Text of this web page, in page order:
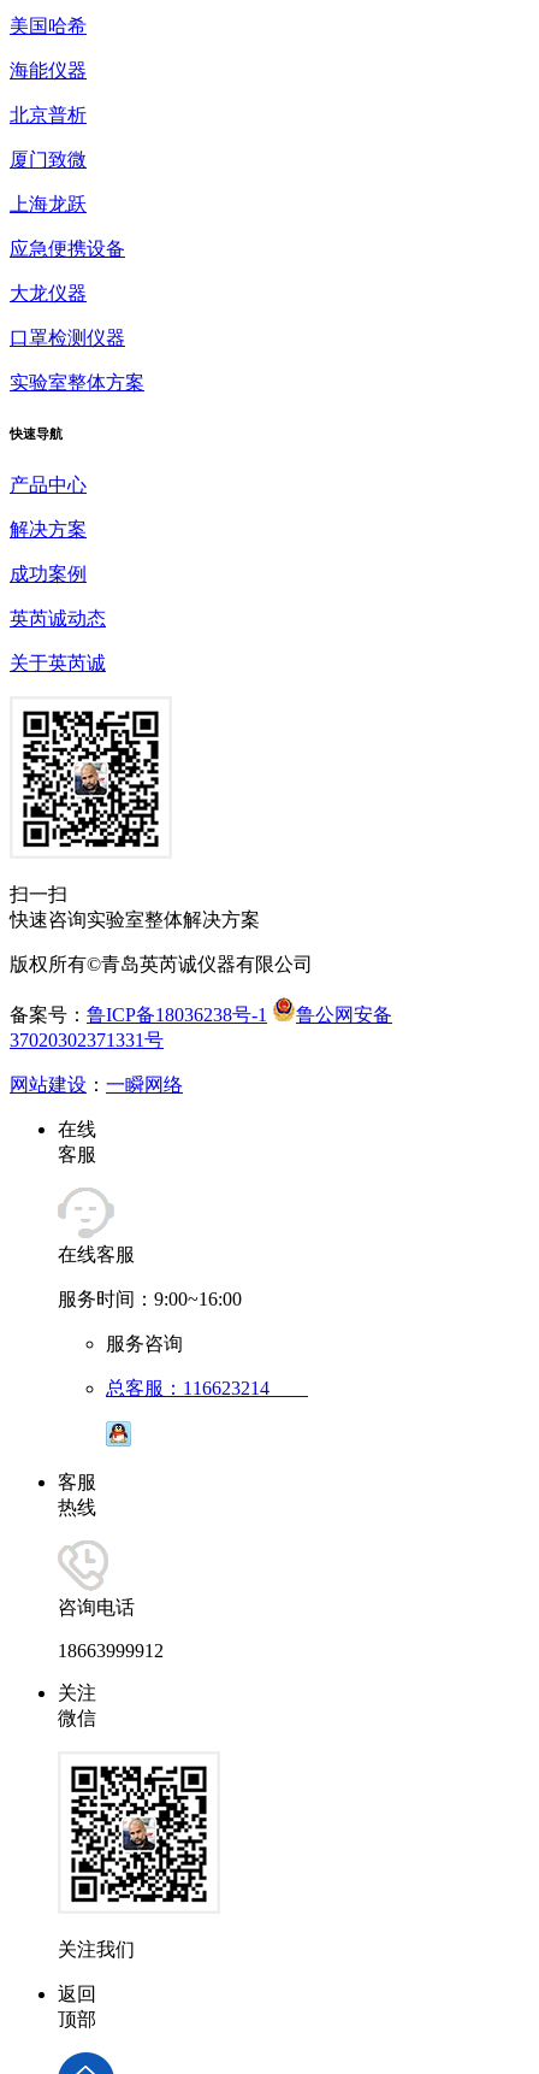
美国哈希
海能仪器
北京普析
厦门致微
上海龙跃
应急便携设备
大龙仪器
口罩检测仪器
实验室整体方案
快速导航
产品中心
解决方案
成功案例
英芮诚动态
关于英芮诚
扫一扫
快速咨询实验室整体解决方案
版权所有©青岛英芮诚仪器有限公司
备案号： 鲁ICP备18036238号-1
鲁公网安备
37020302371331号
网站建设 ： 一瞬网络
在线
客服
在线客服
服务时间：9:00~16:00
服务咨询
总客服：116623214
客服
热线
咨询电话
18663999912
关注
微信
关注我们
返回
顶部